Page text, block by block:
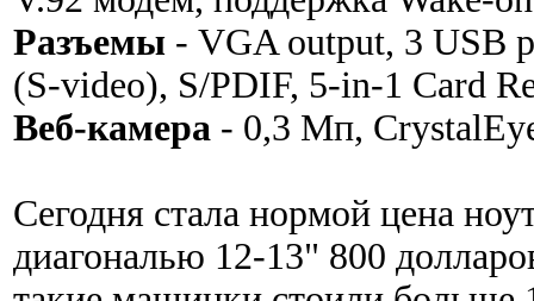
Разъемы - VGA output, 3 USB
(S-video), S/PDIF, 5-in-1 Card
Веб-камера - 0,3 Мп,
Сегодня стала нормой цена
диагональю 12-13" 800